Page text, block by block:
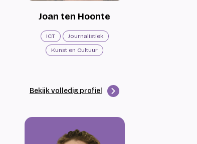
Joan ten Hoonte
ICT
Journalistiek
Kunst en Cultuur
Bekijk volledig profiel